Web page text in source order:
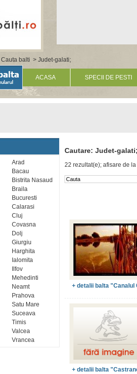
Cauta balti > Judet-galati;
ACASA SPECII DE PESTI
Arad
Bacau
Bistrita Nasaud
Braila
Bucuresti
Calarasi
Cluj
Covasna
Dolj
Giurgiu
Harghita
Ialomita
Ilfov
Mehedinti
Neamt
Prahova
Satu Mare
Suceava
Timis
Valcea
Vrancea
Cautare: Judet-galati;
22 rezultat(e); afisare de
+ detalii balta "Canalul
+ detalii balta